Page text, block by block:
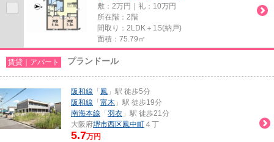
敷：2万円｜礼：10万円
所在階：2階
間取り：2LDK＋1S(納戸)
面積：75.79㎡
賃貸｜アパート プランドール
阪和線 「 鳳 」駅 徒歩5分
阪和線 「 富木 」駅 徒歩19分
南海本線 「 羽衣 」駅 徒歩21分
大阪府堺市西区鳳中町 ４丁
5.7万円